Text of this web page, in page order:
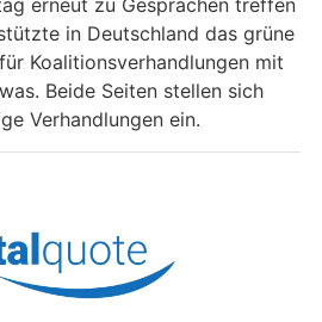
erneut zu Gesprächen treffen
in Deutschland das grüne
Koalitionsverhandlungen mit
Beide Seiten stellen sich
Verhandlungen ein.